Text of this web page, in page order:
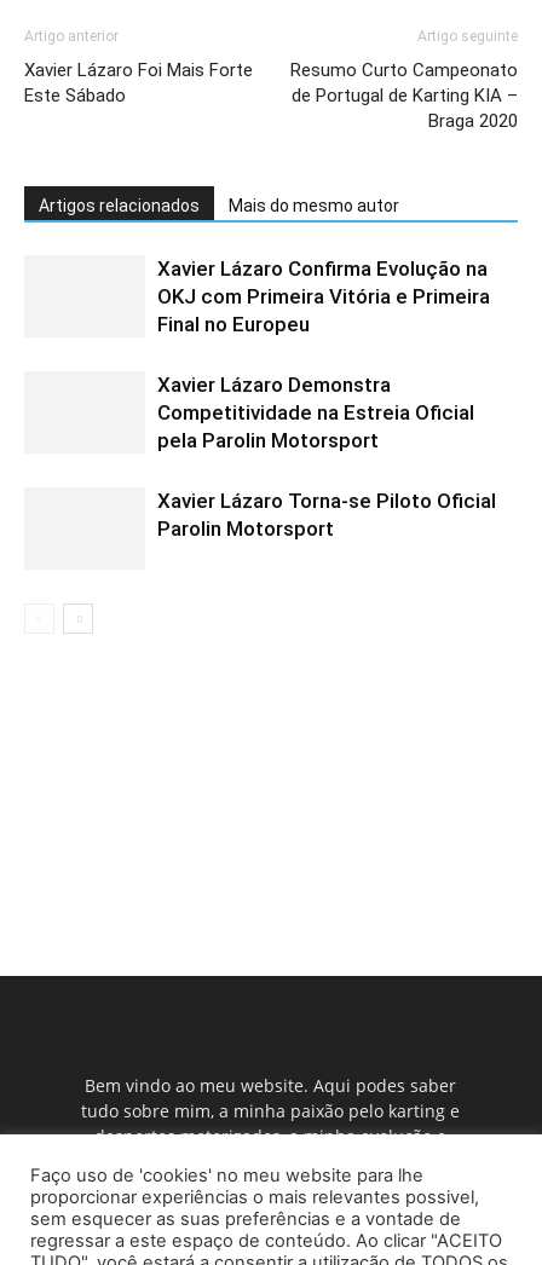
Artigo anterior
Xavier Lázaro Foi Mais Forte
Este Sábado
Artigo seguinte
Resumo Curto Campeonato
de Portugal de Karting KIA –
Braga 2020
Artigos relacionados Mais do mesmo autor
Xavier Lázaro Confirma Evolução na
OKJ com Primeira Vitória e Primeira
Final no Europeu
Xavier Lázaro Demonstra
Competitividade na Estreia Oficial
pela Parolin Motorsport
Xavier Lázaro Torna-se Piloto Oficial
Parolin Motorsport
Bem vindo ao meu website. Aqui podes saber
tudo sobre mim, a minha paixão pelo karting e
desportos motorizados, a minha evolução e
corridas que faço, o calendário, resultados, etc.
Também podes ver as minhas fotos e vídeos e
conhecer os meus patrocinadores.
Faço uso de 'cookies' no meu website para lhe
proporcionar experiências o mais relevantes possivel,
sem esquecer as suas preferências e a vontade de
regressar a este espaço de conteúdo. Ao clicar "ACEITO